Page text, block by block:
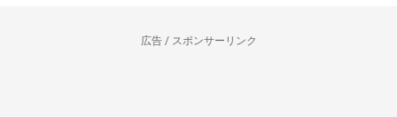
広告 / スポンサーリンク